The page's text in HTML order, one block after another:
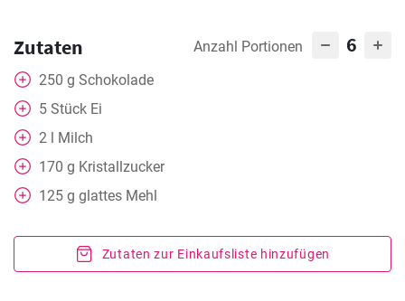
Zutaten Anzahl Portionen 6
250 g Schokolade
5 Stück Ei
2 l Milch
170 g Kristallzucker
125 g glattes Mehl
Zutaten zur Einkaufsliste hinzufügen